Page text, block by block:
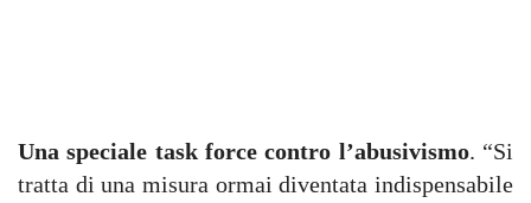
Una speciale task force contro l’abusivismo. “Si
tratta di una misura ormai diventata indispensabile